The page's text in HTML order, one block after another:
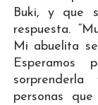
Buki, y que
respuesta.
Mi abuelita
Esperamos
personas